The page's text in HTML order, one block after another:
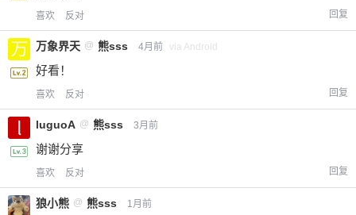
喜欢 反对 回复
万象界天 @ 熊sss 4月前 via Android
好看！
喜欢 反对 回复
luguoA @ 熊sss 3月前
谢谢分享
喜欢 反对 回复
狼小熊 @ 熊sss 1月前